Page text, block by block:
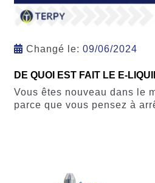
Changé le: 09/06/2024
DE QUOI EST FAIT LE E-
Vous êtes nouveau dans le
parce que vous pensez à